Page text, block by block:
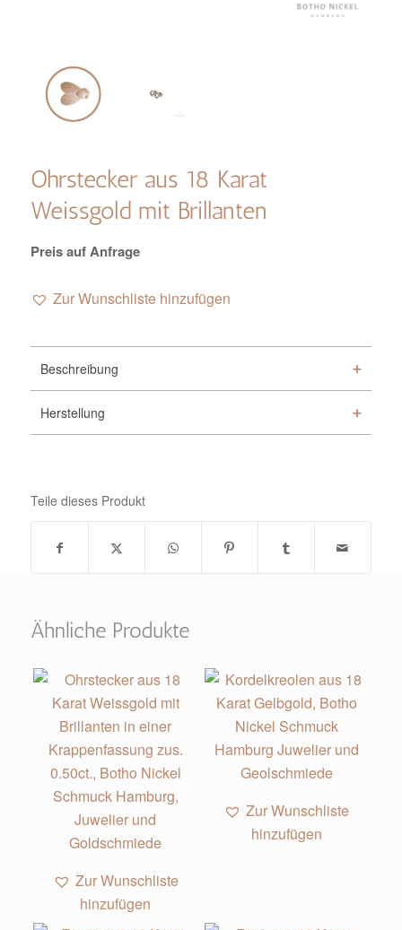
Ohrstecker aus 18 Karat
Weissgold mit Brillanten
Preis auf Anfrage
Zur Wunschliste hinzufügen
Beschreibung
Herstellung
Teile dieses Produkt
Ähnliche Produkte
Zur Wunschliste
hinzufügen
Zur Wunschliste
hinzufügen